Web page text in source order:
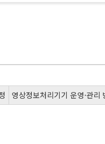
영상정보처리기기 운영·관리